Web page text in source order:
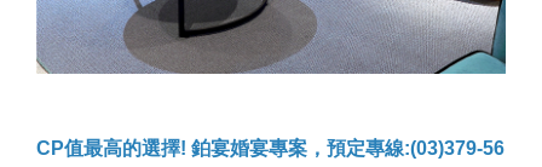
CP值最高的選擇! 鉑宴婚宴專案，預定專線:(03)379-56